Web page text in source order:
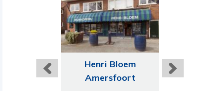
Henri Bloem
Amersfoort